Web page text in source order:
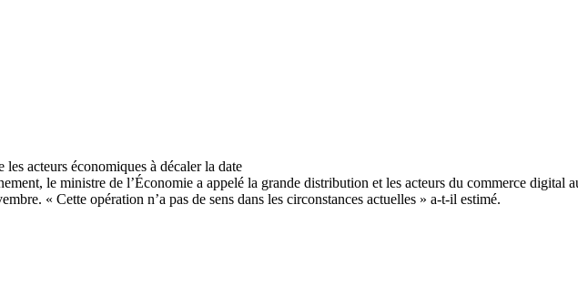
le ministre de l’Économie a appelé la grande distribution et les acteurs du commerce digital
« Cette opération n’a pas de sens dans les circonstances actuelles » a-t-il estimé.